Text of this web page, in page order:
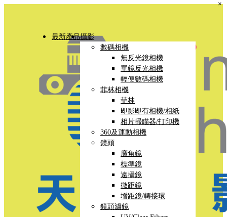
最新產品攝影
數碼相機
無反光鏡相機
單鏡反光相機
輕便數碼相機
菲林相機
菲林
即影即有相機/相紙
相片掃瞄器/打印機
360及運動相機
鏡頭
廣角鏡
標準鏡
遠攝鏡
微距鏡
增距鏡/轉接環
鏡頭濾鏡
×